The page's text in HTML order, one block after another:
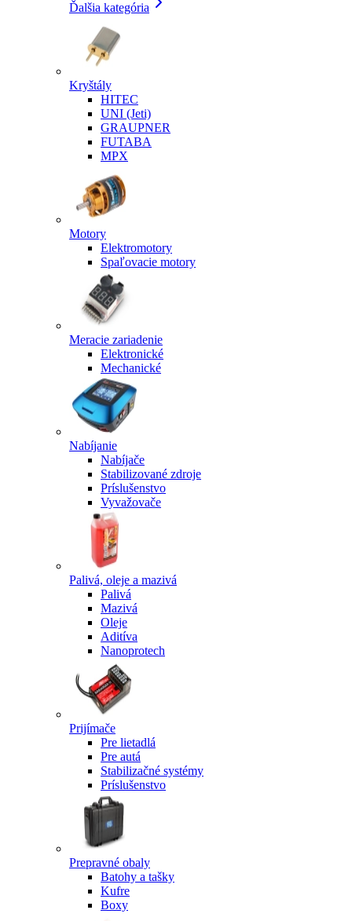
Ďalšia kategória
Kryštály
HITEC
UNI (Jeti)
GRAUPNER
FUTABA
MPX
Motory
Elektromotory
Spaľovacie motory
Meracie zariadenie
Elektronické
Mechanické
Nabíjanie
Nabíjače
Stabilizované zdroje
Príslušenstvo
Vyvažovače
Palivá, oleje a mazivá
Palivá
Mazivá
Oleje
Aditíva
Nanoprotech
Prijímače
Pre lietadlá
Pre autá
Stabilizačné systémy
Príslušenstvo
Prepravné obaly
Batohy a tašky
Kufre
Boxy